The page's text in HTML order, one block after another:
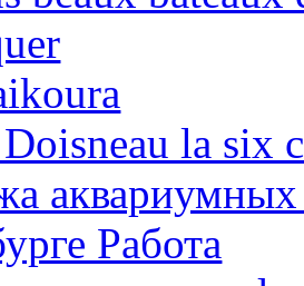
la six
аквариумных
Работа